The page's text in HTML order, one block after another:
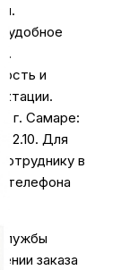
удобное
и
в г. Самаре:
2.10. Для
в
телефона
заказа